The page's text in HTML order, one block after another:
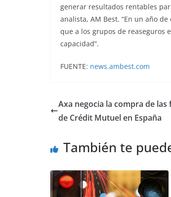
generar resultados rentables
analista, AM Best. “En un año
que a los grupos de reaseguros
capacidad”.
FUENTE: news.ambest.com
Axa negocia la compra de las
de Crédit Mutuel en España
También te